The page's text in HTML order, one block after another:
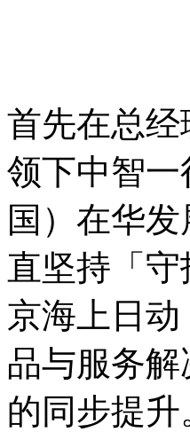
首先在总
领下中智
国）在华
直坚持「
京海上日
品与服务
的同步提升